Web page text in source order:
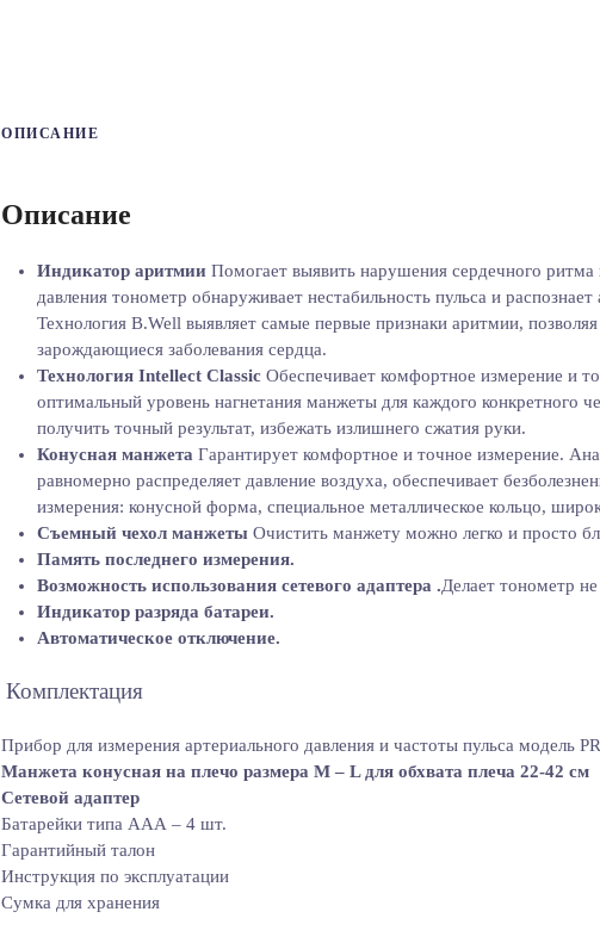
ОПИСАНИЕ
Описание
Индикатор аритмии Помогает выявить нарушения сердечного ритма
давления тонометр обнаруживает нестабильность пульса и
Технология B.Well выявляет самые первые признаки аритмии,
зарождающиеся заболевания сердца.
Технология Intellect Classic Обеспечивает комфортное измерение и
оптимальный уровень нагнетания манжеты для каждого конкретного
получить точный результат, избежать излишнего сжатия руки.
Конусная манжета Гарантирует комфортное и точное измерение.
равномерно распределяет давление воздуха, обеспечивает
измерения: конусной форма, специальное металлическое кольцо,
Съемный чехол манжеты Очистить манжету можно легко и просто
Память последнего измерения.
Возможность использования сетевого адаптера .Делает тонометр
Индикатор разряда батареи.
Автоматическое отключение.
Комплектация
Прибор для измерения артериального давления и частоты пульса модель
Манжета конусная на плечо размера М – L для обхвата плеча 22-42 см
Сетевой адаптер
Батарейки типа ААА – 4 шт.
Гарантийный талон
Инструкция по эксплуатации
Cумка для хранения